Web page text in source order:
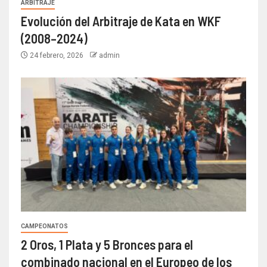
ARBITRAJE
Evolución del Arbitraje de Kata en WKF
(2008–2024)
24 febrero, 2026 admin
CAMPEONATOS
2 Oros, 1 Plata y 5 Bronces para el
combinado nacional en el Europeo de los